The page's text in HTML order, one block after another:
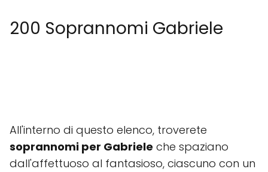
200 Soprannomi Gabriele
All'interno di questo elenco, troverete
soprannomi per Gabriele che spaziano
dall'affettuoso al fantasioso, ciascuno con un